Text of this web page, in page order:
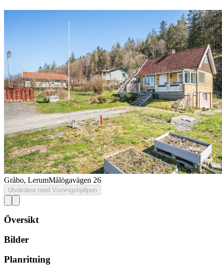
Gråbo, LerumMålögavägen 26
Utvärdera med Visningshjälpen
Översikt
Bilder
Planritning